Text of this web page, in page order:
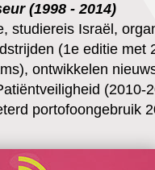
(1998 - 2014)
studiereis Israël,
(1e editie met
ontwikkelen
(2010-
portofoongebruik